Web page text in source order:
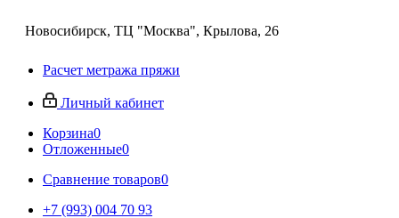
Новосибирск, ТЦ "Москва", Крылова, 26
Расчет метража пряжи
Личный кабинет
Корзина0
Отложенные0
Сравнение товаров0
+7 (993) 004 70 93